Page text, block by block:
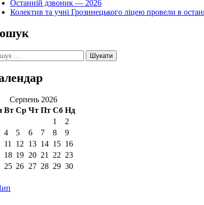
Останній дзвоник — 2026
Колектив та учні Грозинецького ліцею провели в
Серпень 2026
Вт Ср Чт Пт Сб Нд
1
2
4 5 6 7 8
9
11 12 13 14 15 16
18 19 20 21 22 23
25 26 27 28 29 30